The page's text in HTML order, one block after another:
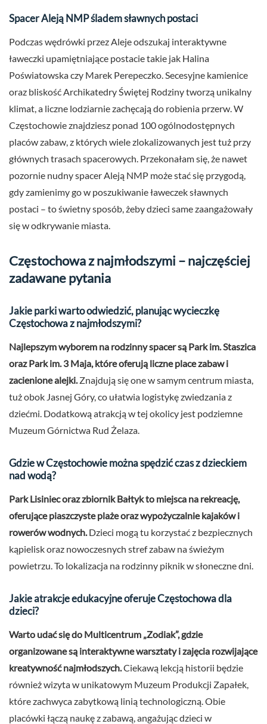
Spacer Aleją NMP śladem sławnych postaci
Podczas wędrówki przez Aleje odszukaj interaktywne
ławeczki upamiętniające postacie takie jak Halina
Poświatowska czy Marek Perepeczko. Secesyjne kamienice
oraz bliskość Archikatedry Świętej Rodziny tworzą unikalny
klimat, a liczne lodziarnie zachęcają do robienia przerw. W
Częstochowie znajdziesz ponad 100 ogólnodostępnych
placów zabaw, z których wiele zlokalizowanych jest tuż przy
głównych trasach spacerowych. Przekonałam się, że nawet
pozornie nudny spacer Aleją NMP może stać się przygodą,
gdy zamienimy go w poszukiwanie ławeczek sławnych
postaci – to świetny sposób, żeby dzieci same zaangażowały
się w odkrywanie miasta.
Częstochowa z najmłodszymi – najczęściej
zadawane pytania
Jakie parki warto odwiedzić, planując wycieczkę
Częstochowa z najmłodszymi?
Najlepszym wyborem na rodzinny spacer są Park im. Staszica
oraz Park im. 3 Maja, które oferują liczne place zabaw i
zacienione alejki. Znajdują się one w samym centrum miasta,
tuż obok Jasnej Góry, co ułatwia logistykę zwiedzania z
dziećmi. Dodatkową atrakcją w tej okolicy jest podziemne
Muzeum Górnictwa Rud Żelaza.
Gdzie w Częstochowie można spędzić czas z dzieckiem
nad wodą?
Park Lisiniec oraz zbiornik Bałtyk to miejsca na rekreację,
oferujące piaszczyste plaże oraz wypożyczalnie kajaków i
rowerów wodnych. Dzieci mogą tu korzystać z bezpiecznych
kąpielisk oraz nowoczesnych stref zabaw na świeżym
powietrzu. To lokalizacja na rodzinny piknik w słoneczne dni.
Jakie atrakcje edukacyjne oferuje Częstochowa dla
dzieci?
Warto udać się do Multicentrum „Zodiak”, gdzie
organizowane są interaktywne warsztaty i zajęcia rozwijające
kreatywność najmłodszych.Ciekawą lekcją historii będzie
również wizyta w unikatowym Muzeum Produkcji Zapałek,
które zachwyca zabytkową linią technologiczną. Obie
placówki łączą naukę z zabawą, angażując dzieci w